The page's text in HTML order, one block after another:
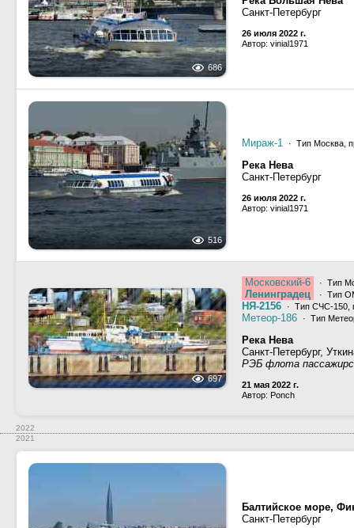
686
Санкт-Петербург
26 июля 2022 г.
Автор: vinial1971
516
Мираж-1 · Тип Москва,
Река Нева
Санкт-Петербург
26 июля 2022 г.
Автор: vinial1971
697
Московский-6 · Тип
Ленинградец · Тип
НЯ-2156 · Тип СЧС-150,
Метеор-186 · Тип
Река Нева
Санкт-Петербург,
РЭБ флота
21 мая 2022 г.
Автор: Ponch
2022
2021
Балтийское море,
Санкт-Петербург